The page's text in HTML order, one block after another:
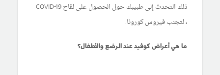
ذلك التحدث إلى طبيبك حول الحصول على لقاح COVID-19
، لتجنب فيروس كورونا.
ما هي أعراض كوفيد عند الرضع والأطفال؟